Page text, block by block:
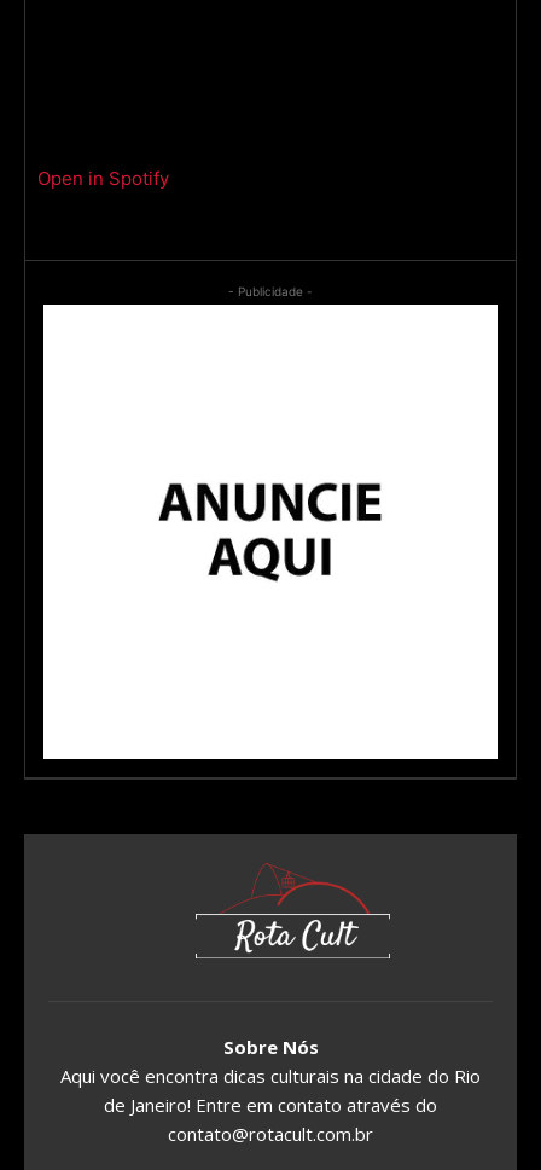
Open in Spotify
- Publicidade -
Sobre Nós
Aqui você encontra dicas culturais na cidade do Rio
de Janeiro! Entre em contato através do
contato@rotacult.com.br